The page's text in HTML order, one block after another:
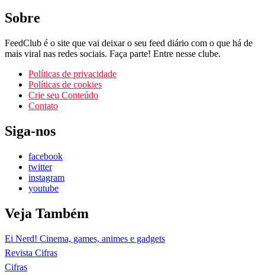
Sobre
FeedClub é o site que vai deixar o seu feed diário com o que há de
mais viral nas redes sociais. Faça parte! Entre nesse clube.
Políticas de privacidade
Políticas de cookies
Crie seu Conteúdo
Contato
Siga-nos
facebook
twitter
instagram
youtube
Veja Também
Ei Nerd! Cinema, games, animes e gadgets
Revista Cifras
Cifras